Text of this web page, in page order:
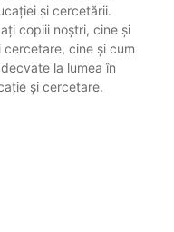
și cercetării.
copiii noștri, cine și
cine și cum
la lumea în
și cercetare.